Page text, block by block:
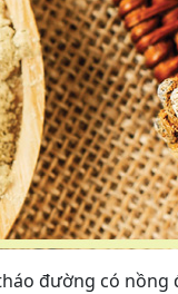
đường có nồng